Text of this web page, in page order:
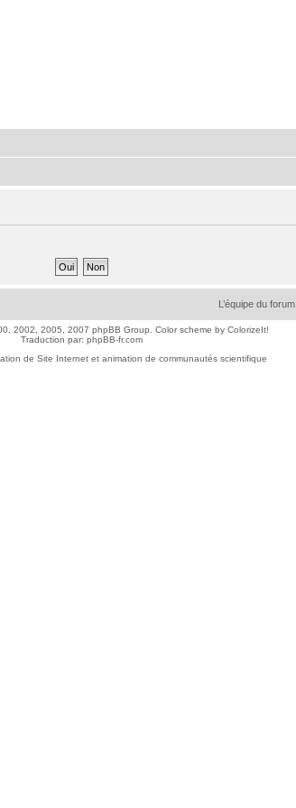
L’équipe du forum
2002, 2005, 2007 phpBB Group. Color scheme by ColorizeIt!
Traduction par: phpBB-fr.com
de Site Internet et animation de communautés scientifique